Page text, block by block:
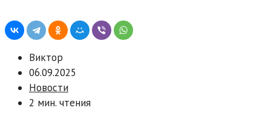
Виктор
06.09.2025
Новости
2 мин. чтения